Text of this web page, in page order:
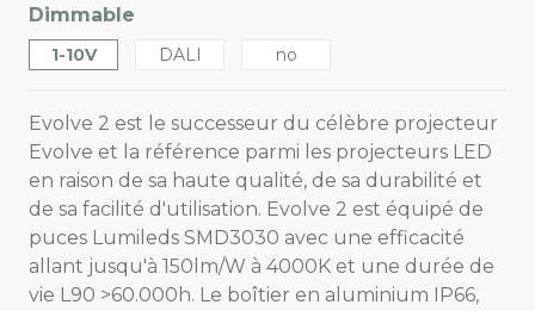
Dimmable
1-10V DALI no
Evolve 2 est le successeur du célèbre projecteur
Evolve et la référence parmi les projecteurs LED
en raison de sa haute qualité, de sa durabilité et
de sa facilité d'utilisation. Evolve 2 est équipé de
puces Lumileds SMD3030 avec une efficacité
allant jusqu'à 150lm/W à 4000K et une durée de
vie L90 >60.000h. Le boîtier en aluminium IP66,